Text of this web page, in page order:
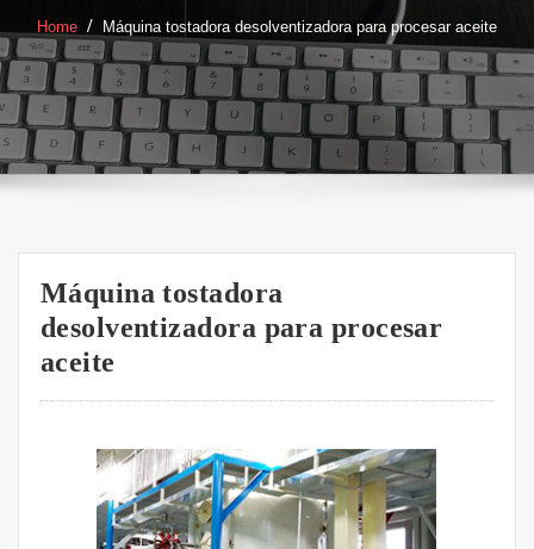
Home Máquina tostadora desolventizadora para procesar aceite
Máquina tostadora
desolventizadora para procesar
aceite